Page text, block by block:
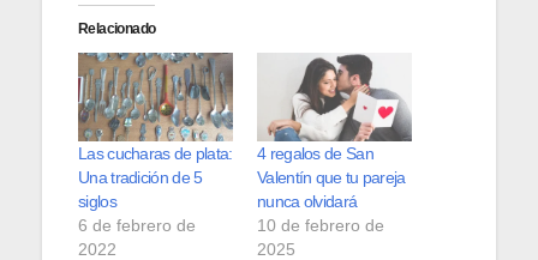
Relacionado
Las cucharas de plata:
Una tradición de 5
siglos
6 de febrero de
2022
4 regalos de San
Valentín que tu pareja
nunca olvidará
10 de febrero de
2025